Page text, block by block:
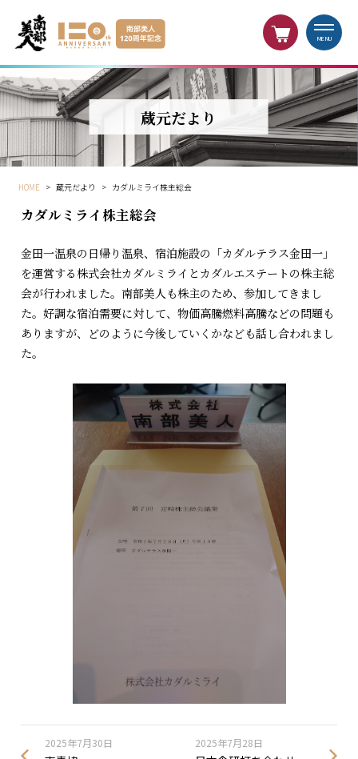
MENU
蔵元だより
HOME > 蔵元だより > カダルミライ株主総会
カダルミライ株主総会
金田一温泉の日帰り温泉、宿泊施設の「カダルテラス金田一」
を運営する株式会社カダルミライとカダルエステートの株主総
会が行われました。南部美人も株主のため、参加してきまし
た。好調な宿泊需要に対して、物価高騰燃料高騰などの問題も
ありますが、どのように今後していくかなども話し合われまし
た。
2025年7月30日 2025年7月28日